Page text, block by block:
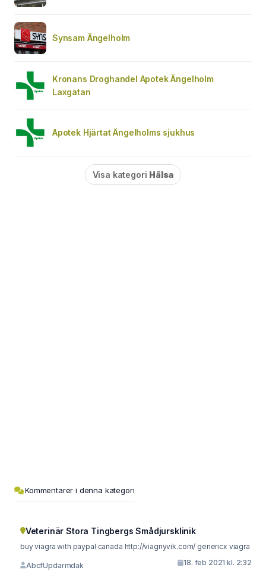
Synsam Ängelholm
Kronans Droghandel Apotek Ängelholm
Laxgatan
Apotek Hjärtat Ängelholms sjukhus
Visa kategori Hälsa
Kommentarer i denna kategori
Veterinär Stora Tingbergs Smådjursklinik
buy viagra with paypal canada http://viagriyvik.com/ genericx viagra
AbcfUpdarmdak 18. feb 2021 kl. 2:32